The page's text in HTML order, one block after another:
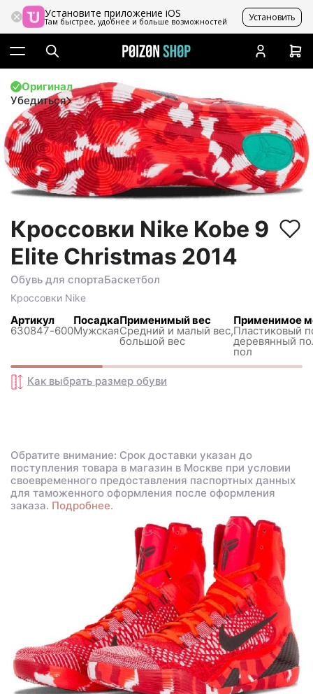
Установите приложение iOS
Там быстрее, удобнее и больше возможностей Установить
Оригинал
Убедиться
Кроссовки Nike Kobe 9
Elite Christmas 2014
Обувь для спортаБаскетбол
Кроссовки Nike
Артикул
630847-600
Посадка
Мужская
Применимый вес
Средний и малый вес,
большой вес
Применимое
Пластиковый
деревянный
пол
Как выбрать размер обуви
Обратите внимание: Срок доставки указан до
поступления товара в магазин в Москве при условии
своевременного предоставления паспортных данных
для таможенного оформления после оформления
заказа. Подробнее.